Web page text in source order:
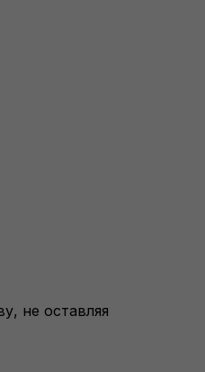
не оставляя